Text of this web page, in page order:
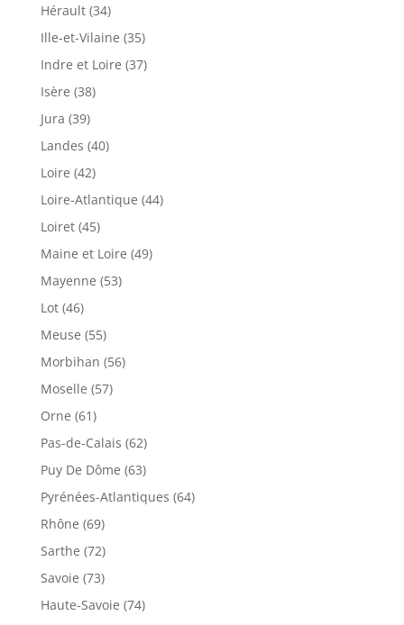
Hérault (34)
Ille-et-Vilaine (35)
Indre et Loire (37)
Isère (38)
Jura (39)
Landes (40)
Loire (42)
Loire-Atlantique (44)
Loiret (45)
Maine et Loire (49)
Mayenne (53)
Lot (46)
Meuse (55)
Morbihan (56)
Moselle (57)
Orne (61)
Pas-de-Calais (62)
Puy De Dôme (63)
Pyrénées-Atlantiques (64)
Rhône (69)
Sarthe (72)
Savoie (73)
Haute-Savoie (74)